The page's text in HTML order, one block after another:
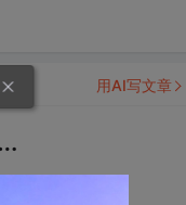
用AI写文章